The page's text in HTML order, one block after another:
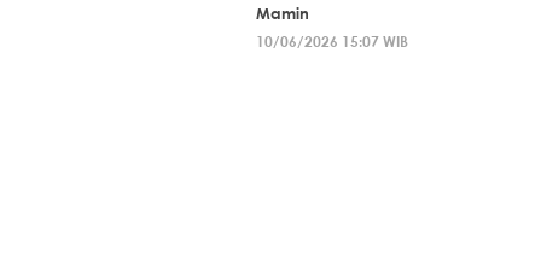
Mamin
10/06/2026 15:07 WIB